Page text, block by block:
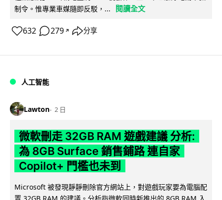
制令。惟專業車媒隨即反駁，...
閱讀全文
632 279 ↗ 分享
人工智能
Lawton 2 日
微軟刪走 32GB RAM 遊戲建議 分析:
為 8GB Surface 銷售鋪路 連自家
Copilot+ 門檻也未到
Microsoft 被發現靜靜刪除官方網站上，對遊戲玩家要為電腦配